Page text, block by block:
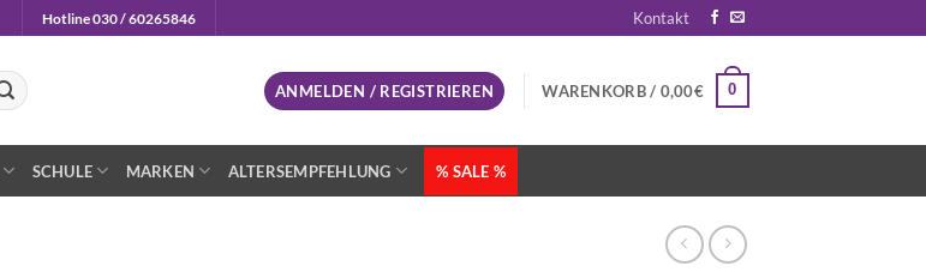
Hotline 030 / 60265846 Kontakt
ANMELDEN / REGISTRIEREN WARENKORB / 0,00€ 0
SCHULE MARKEN ALTERSEMPFEHLUNG % SALE %